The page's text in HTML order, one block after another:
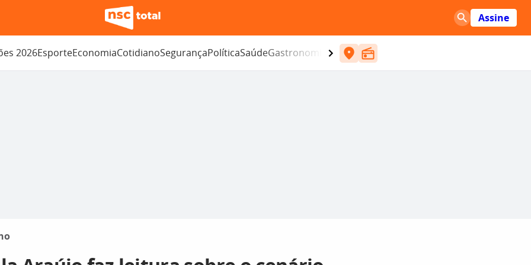
Assine
2026EsporteEconomiaCotidianoSegurançaPolíticaSaúdeGastronomia Entretenimento